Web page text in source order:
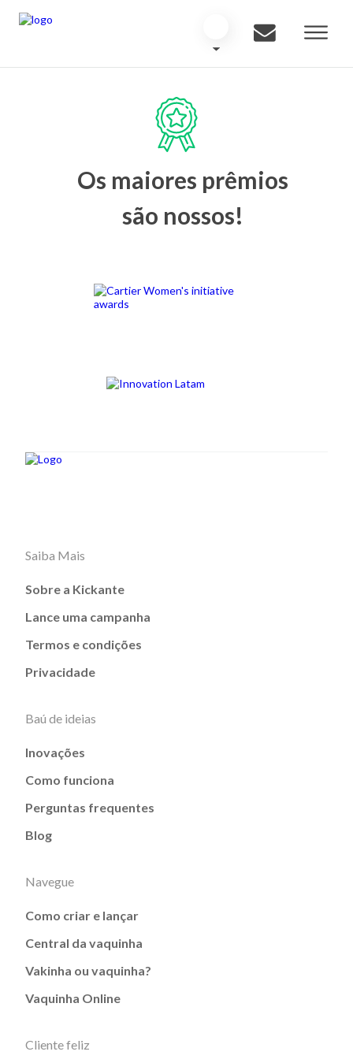
Os maiores prêmios
são nossos!
Saiba Mais
Sobre a Kickante
Lance uma campanha
Termos e condições
Privacidade
Baú de ideias
Inovações
Como funciona
Perguntas frequentes
Blog
Navegue
Como criar e lançar
Central da vaquinha
Vakinha ou vaquinha?
Vaquinha Online
Cliente feliz